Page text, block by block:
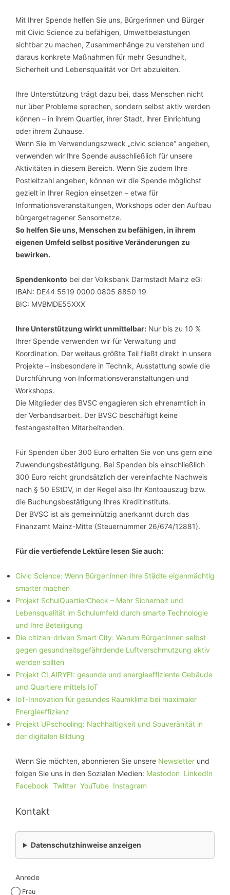
Mit Ihrer Spende helfen Sie uns, Bürgerinnen und Bürger
mit Civic Science zu befähigen, Umweltbelastungen
sichtbar zu machen, Zusammenhänge zu verstehen und
daraus konkrete Maßnahmen für mehr Gesundheit,
Sicherheit und Lebensqualität vor Ort abzuleiten.
Ihre Unterstützung trägt dazu bei, dass Menschen nicht
nur über Probleme sprechen, sondern selbst aktiv werden
können – in ihrem Quartier, ihrer Stadt, ihrer Einrichtung
oder ihrem Zuhause.
Wenn Sie im Verwendungszweck „civic science“ angeben,
verwenden wir Ihre Spende ausschließlich für unsere
Aktivitäten in diesem Bereich. Wenn Sie zudem Ihre
Postleitzahl angeben, können wir die Spende möglichst
gezielt in Ihrer Region einsetzen – etwa für
Informationsveranstaltungen, Workshops oder den Aufbau
bürgergetragener Sensornetze.
So helfen Sie uns, Menschen zu befähigen, in ihrem
eigenen Umfeld selbst positive Veränderungen zu
bewirken.
Spendenkonto bei der Volksbank Darmstadt Mainz eG:
IBAN: DE44 5519 0000 0805 8850 19
BIC: MVBMDE55XXX
Ihre Unterstützung wirkt unmittelbar: Nur bis zu 10 %
Ihrer Spende verwenden wir für Verwaltung und
Koordination. Der weitaus größte Teil fließt direkt in unsere
Projekte – insbesondere in Technik, Ausstattung sowie die
Durchführung von Informationsveranstaltungen und
Workshops.
Die Mitglieder des BVSC engagieren sich ehrenamtlich in
der Verbandsarbeit. Der BVSC beschäftigt keine
festangestellten Mitarbeitenden.
Für Spenden über 300 Euro erhalten Sie von uns gern eine
Zuwendungsbestätigung. Bei Spenden bis einschließlich
300 Euro reicht grundsätzlich der vereinfachte Nachweis
nach § 50 EStDV, in der Regel also Ihr Kontoauszug bzw.
die Buchungsbestätigung Ihres Kreditinstituts.
Der BVSC ist als gemeinnützig anerkannt durch das
Finanzamt Mainz-Mitte (Steuernummer 26/674/12881).
Für die vertiefende Lektüre lesen Sie auch:
Civic Science: Wenn Bürger:innen ihre Städte eigenmächtig
smarter machen
Projekt SchulQuartierCheck – Mehr Sicherheit und
Lebensqualität im Schulumfeld durch smarte Technologie
und Ihre Beteiligung
Die citizen-driven Smart City: Warum Bürger:innen selbst
gegen gesundheitsgefährdende Luftverschmutzung aktiv
werden sollten
Projekt CLAIRYFI: gesunde und energieeffiziente Gebäude
und Quartiere mittels IoT
IoT-Innovation für gesundes Raumklima bei maximaler
Energieeffizienz
Projekt UPschooling: Nachhaltigkeit und Souveränität in
der digitalen Bildung
Wenn Sie möchten, abonnieren Sie unsere Newsletter und
folgen Sie uns in den Sozialen Medien: Mastodon LinkedIn
Facebook Twitter YouTube Instagram
Kontakt
Datenschutzhinweise anzeigen
Anrede
Frau